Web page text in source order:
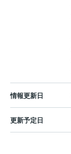
情報更新日
更新予定日